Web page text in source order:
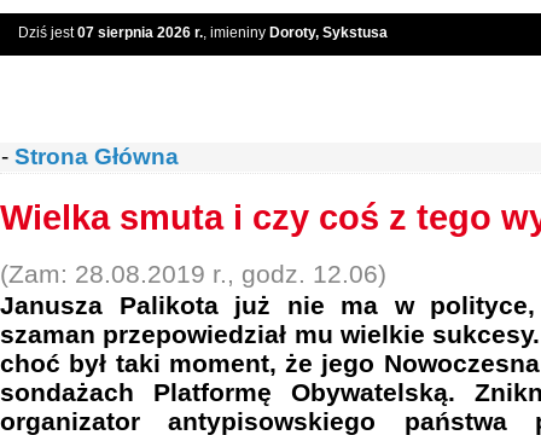
Dziś jest07 sierpnia 2026 r., imieniny Doroty, Sykstusa
- Strona Główna
Wielka smuta i czy coś z tego
(Zam: 28.08.2019 r., godz. 12.06)
Janusza Palikota już nie ma w
szaman przepowiedział mu wielkie
choć był taki moment, że jego
sondażach Platformę Obywatelską.
organizator antypisowskiego państwa